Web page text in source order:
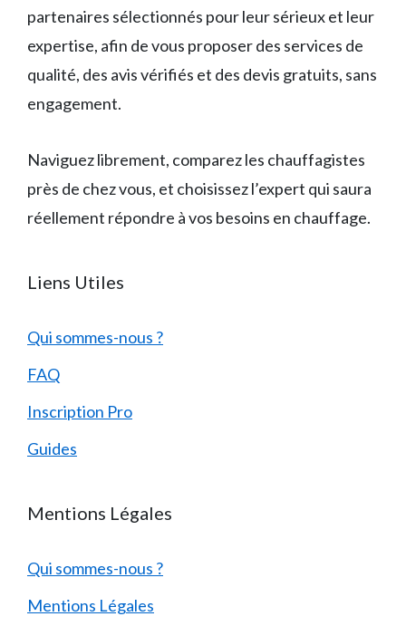
partenaires sélectionnés pour leur sérieux et leur
expertise, afin de vous proposer des services de
qualité, des avis vérifiés et des devis gratuits, sans
engagement.
Naviguez librement, comparez les chauffagistes
près de chez vous, et choisissez l’expert qui saura
réellement répondre à vos besoins en chauffage.
Liens Utiles
Qui sommes-nous ?
FAQ
Inscription Pro
Guides
Mentions Légales
Qui sommes-nous ?
Mentions Légales